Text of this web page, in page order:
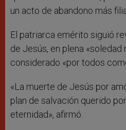
un acto de abandono más
El patriarca emérito siguió
de Jesús, en plena «soledad
considerado «por todos
«La muerte de Jesús por
plan de salvación querido
eternidad», afirmó.